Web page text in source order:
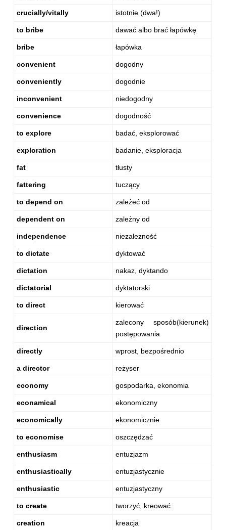
crucially/vitally istotnie (dwa!)
to bribe dawać albo brać łapówkę
bribe łapówka
convenient dogodny
conveniently dogodnie
inconvenient niedogodny
convenience dogodność
to explore badać, eksplorować
exploration badanie, eksploracja
fat tłusty
fattering tuczący
to depend on zależeć od
dependent on zależny od
independence niezależność
to dictate dyktować
dictation nakaz, dyktando
dictatorial dyktatorski
to direct kierować
direction
zalecony sposób(kierunek)
postępowania
directly wprost, bezpośrednio
a director reżyser
economy gospodarka, ekonomia
econamical ekonomiczny
economically ekonomicznie
to economise oszczędzać
enthusiasm entuzjazm
enthusiastically entuzjastycznie
enthusiastic entuzjastyczny
to create tworzyć, kreować
creation kreacja